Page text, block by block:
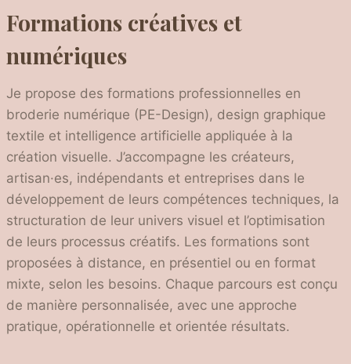
Formations créatives et
numériques
Je propose des formations professionnelles en
broderie numérique (PE-Design), design graphique
textile et intelligence artificielle appliquée à la
création visuelle. J’accompagne les créateurs,
artisan·es, indépendants et entreprises dans le
développement de leurs compétences techniques, la
structuration de leur univers visuel et l’optimisation
de leurs processus créatifs. Les formations sont
proposées à distance, en présentiel ou en format
mixte, selon les besoins. Chaque parcours est conçu
de manière personnalisée, avec une approche
pratique, opérationnelle et orientée résultats.